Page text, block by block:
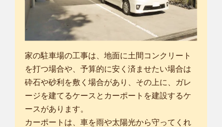
家の駐車場の工事は、地面に土間コンクリート
を打つ場合や、予算的に安く済ませたい場合は
砕石や砂利を敷く場合があり、その上に、ガレ
ージを建てるケースとカーポートを建設するケ
ースがあります。
カーポートは、車を雨や太陽光から守ってくれ